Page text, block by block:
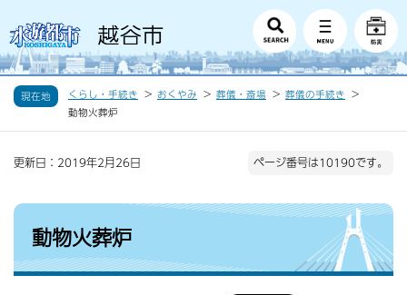
現在地 くらし・手続き おくやみ 葬儀・斎場
葬儀の手続き
動物火葬炉
更新日：2019年2月26日 ページ番号は10190です。
動物火葬炉